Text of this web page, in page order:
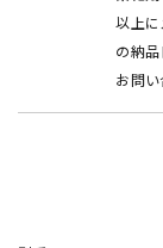
以上に
の納
お問い